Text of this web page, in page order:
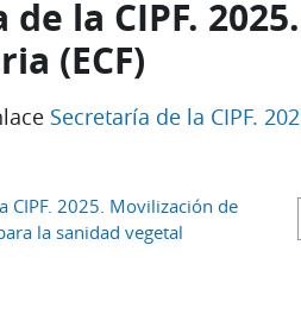
de la CIPF.
(ECF)
Secretaría de la CIPF.
CIPF. 2025. Movilización de
la sanidad vegetal
Ir